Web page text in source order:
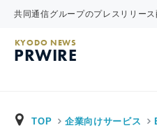
共同通信グループのプレスリリー
KYODO NEWS
PRWIRE
TOP 企業向けサービス